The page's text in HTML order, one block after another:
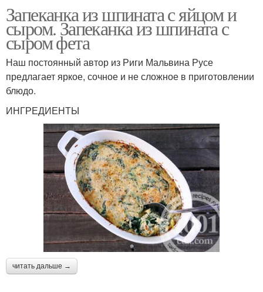
Запеканка из шпината с яйцом и
сыром. Запеканка из шпината с
сыром фета
Наш постоянный автор из Риги Мальвина Русе
предлагает яркое, сочное и не сложное в приготовлении
блюдо.
ИНГРЕДИЕНТЫ
читать дальше →